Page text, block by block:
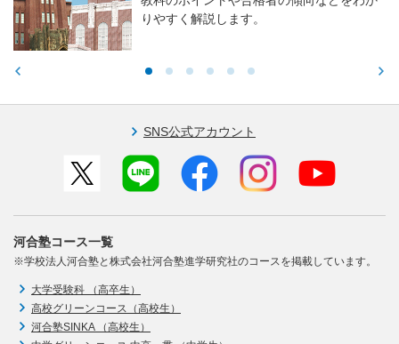
りやすく解説します。
SNS公式アカウント
河合塾コース一覧
※学校法人河合塾と株式会社河合塾進学研究社のコースを掲載しています。
大学受験科 （高卒生）
高校グリーンコース（高校生）
河合塾SINKA （高校生）